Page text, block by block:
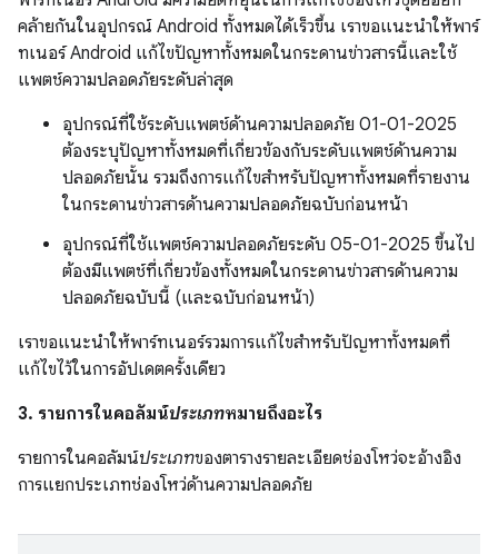
คล้ายกันในอุปกรณ์ Android ทั้งหมดได้เร็วขึ้น เราขอแนะนำให้พาร์
ทเนอร์ Android แก้ไขปัญหาทั้งหมดในกระดานข่าวสารนี้และใช้
แพตช์ความปลอดภัยระดับล่าสุด
อุปกรณ์ที่ใช้ระดับแพตช์ด้านความปลอดภัย 01-01-2025
ต้องระบุปัญหาทั้งหมดที่เกี่ยวข้องกับระดับแพตช์ด้านความ
ปลอดภัยนั้น รวมถึงการแก้ไขสำหรับปัญหาทั้งหมดที่รายงาน
ในกระดานข่าวสารด้านความปลอดภัยฉบับก่อนหน้า
อุปกรณ์ที่ใช้แพตช์ความปลอดภัยระดับ 05-01-2025 ขึ้นไป
ต้องมีแพตช์ที่เกี่ยวข้องทั้งหมดในกระดานข่าวสารด้านความ
ปลอดภัยฉบับนี้ (และฉบับก่อนหน้า)
เราขอแนะนำให้พาร์ทเนอร์รวมการแก้ไขสำหรับปัญหาทั้งหมดที่
แก้ไขไว้ในการอัปเดตครั้งเดียว
3. รายการในคอลัมน์ประเภทหมายถึงอะไร
รายการในคอลัมน์ประเภทของตารางรายละเอียดช่องโหว่จะอ้างอิง
การแยกประเภทช่องโหว่ด้านความปลอดภัย